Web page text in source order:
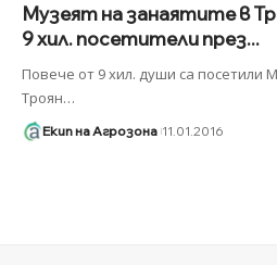
Музеят на занаятите в
9 хил. посетители през...
Повече от 9 хил. души са посетили
Троян…
Екип на Агрозона 11.01.2016